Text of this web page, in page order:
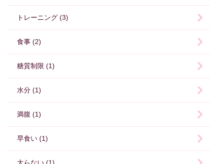
トレーニング (3)
食事 (2)
糖質制限 (1)
水分 (1)
満腹 (1)
早食い (1)